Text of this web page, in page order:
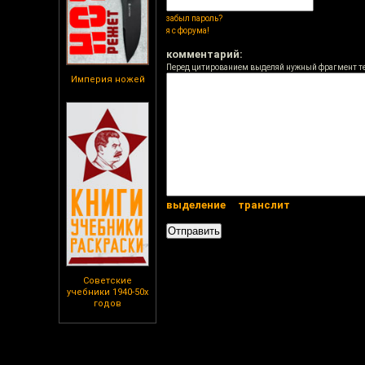
Империя ножей
Советские
учебники 1940-50х
годов
забыл пароль?
я с форума!
комментарий:
Перед цитированием выделяй нужный фрагмент
выделение транслит